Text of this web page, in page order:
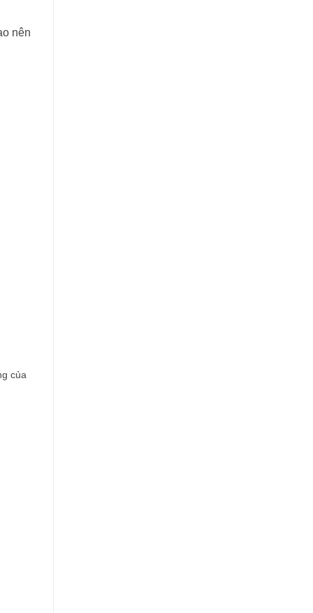
nên
của